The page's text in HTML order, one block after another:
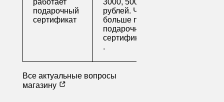
работает
подарочный
сертификат
3000, 5000 и 10000
рублей. Читайте
больше про
подарочные
сертификаты
.
Все актуальные вопросы
магазину